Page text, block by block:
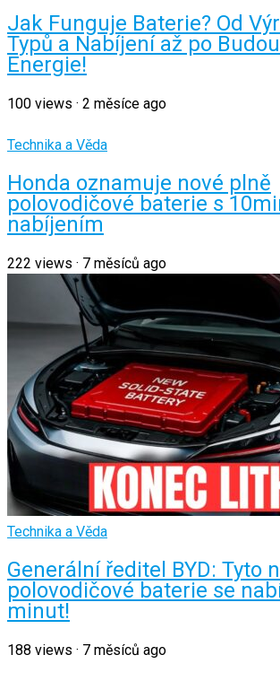
Jak Funguje Baterie? Od
Typů a Nabíjení až po
Energie!
100 views · 2 měsíce ago
Technika a Věda
Honda oznamuje nové plně
polovodičové baterie s
nabíjením
222 views · 7 měsíců ago
Technika a Věda
Generální ředitel BYD: Tyto
polovodičové baterie se
minut!
188 views · 7 měsíců ago